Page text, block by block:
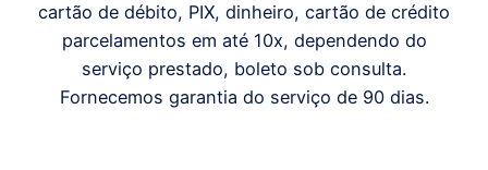
cartão de débito, PIX, dinheiro, cartão de crédito
parcelamentos em até 10x, dependendo do
serviço prestado, boleto sob consulta.
Fornecemos garantia do serviço de 90 dias.